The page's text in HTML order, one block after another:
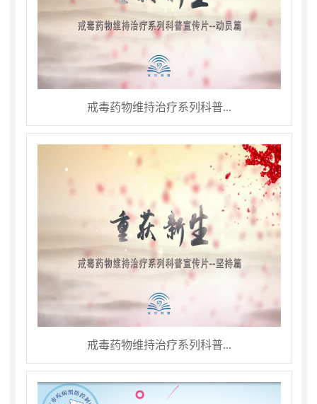
戒毒药物维持治疗系列科普...
戒毒药物维持治疗系列科普...